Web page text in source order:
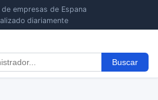
empresas de Espana
diariamente
Buscar